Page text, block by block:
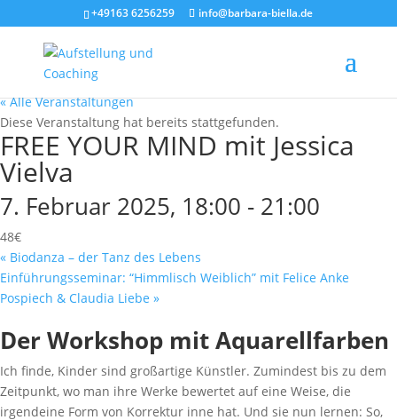
+49163 6256259 info@barbara-biella.de
« Alle Veranstaltungen
Diese Veranstaltung hat bereits stattgefunden.
FREE YOUR MIND mit Jessica
Vielva
7. Februar 2025, 18:00 - 21:00
48€
« Biodanza – der Tanz des Lebens
Einführungsseminar: “Himmlisch Weiblich” mit Felice Anke
Pospiech & Claudia Liebe »
Der Workshop mit Aquarellfarben
Ich finde, Kinder sind großartige Künstler. Zumindest bis zu dem
Zeitpunkt, wo man ihre Werke bewertet auf eine Weise, die
irgendeine Form von Korrektur inne hat. Und sie nun lernen: So,